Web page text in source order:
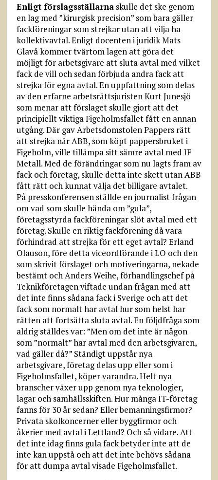
Enligt förslagsställarnaskulle det ske genom
en lag med ”kirurgisk precision” som bara gäller
fackföreningar som strejkar utan att vilja ha
kollektivavtal. Enligt docenten i juridik Mats
Glavå kommer tvärtom lagen att göra det
möjligt för arbetsgivare att sluta avtal med vilket
fack de vill och sedan förbjuda andra fack att
strejka för egna avtal. En uppfattning som delas
av den erfarne arbetsrättsjuristen Kurt Junesjö
som menar att förslaget skulle gjort att det
principiellt viktiga Figeholmsfallet fått en annan
utgång. Där gav Arbetsdomstolen Pappers rätt
att strejka när ABB, som köpt pappersbruket i
Figeholm, ville tillämpa sitt sämre avtal med IF
Metall. Med de förändringar som nu lagts fram av
fack och företag, skulle detta inte skett utan ABB
fått rätt och kunnat välja det billigare avtalet.
På presskonferensen ställde en journalist frågan
om vad som skulle hända om ”gula”,
företagsstyrda fackföreningar slöt avtal med ett
företag. Skulle en riktig fackförening då vara
förhindrad att strejka för ett eget avtal? Erland
Olauson, före detta viceordförande i LO och den
som skrivit förslaget och motiveringarna, nekade
bestämt och Anders Weihe, förhandlingschef på
Teknikföretagen viftade undan frågan med att
det inte finns sådana fack i Sverige och att det
fack som normalt har avtal hur som helst har
rätten att fortsätta sluta avtal. En följdfråga som
aldrig ställdes var: ”Men om det inte är någon
som ”normalt” har avtal med den arbetsgivaren,
vad gäller då?” Ständigt uppstår nya
arbetsgivare, företag delas upp eller som i
Figeholmsfallet, köper varandra. Helt nya
branscher växer upp genom nya teknologier,
lagar och samhällsskiften. Hur många IT-företag
fanns för 30 år sedan? Eller bemanningsfirmor?
Privata skolkoncerner eller byggfirmor och
åkerier med avtal i Lettland? Och så vidare. Att
det inte idag finns gula fack betyder inte att de
inte kan uppstå och att det inte behövs sådana
för att dumpa avtal visade Figeholmsfallet.